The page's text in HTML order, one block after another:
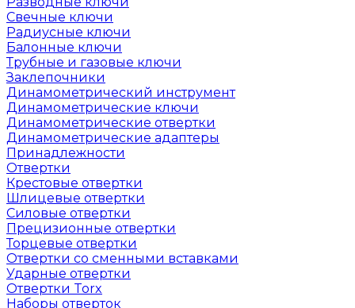
Свечные ключи
Радиусные ключи
Балонные ключи
Трубные и газовые ключи
Заклепочники
Динамометрический инструмент
Динамометрические ключи
Динамометрические отвертки
Динамометрические адаптеры
Принадлежности
Отвертки
Крестовые отвертки
Шлицевые отвертки
Силовые отвертки
Прецизионные отвертки
Торцевые отвертки
Отвертки со сменными вставками
Ударные отвертки
Отвертки Torx
Наборы отверток